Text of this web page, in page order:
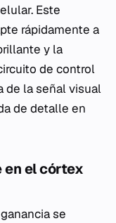
Este
rápidamente a
y la
de control
de la señal visual
de detalle en
en el córtex
se